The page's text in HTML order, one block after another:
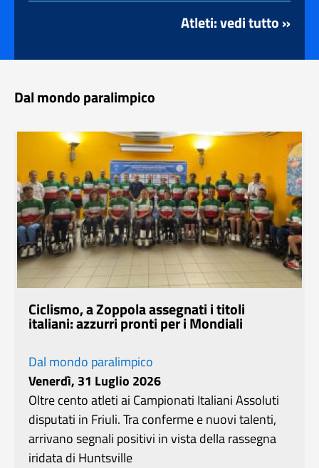
Atleti: vedi tutto »
Dal mondo paralimpico
Ciclismo, a Zoppola assegnati i titoli
italiani: azzurri pronti per i Mondiali
Dal mondo paralimpico
Venerdì, 31 Luglio 2026
Oltre cento atleti ai Campionati Italiani Assoluti
disputati in Friuli. Tra conferme e nuovi talenti,
arrivano segnali positivi in vista della rassegna
iridata di Huntsville